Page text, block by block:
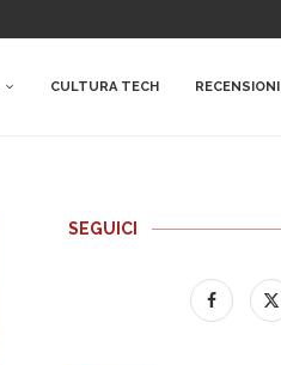
CULTURA TECH RECENSIONI
SEGUICI